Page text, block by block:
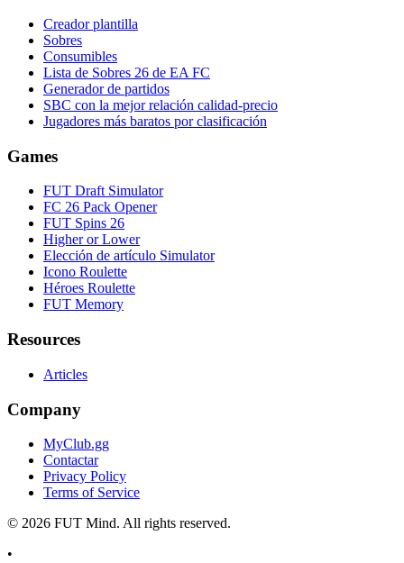
Creador plantilla
Sobres
Consumibles
Lista de Sobres 26 de EA FC
Generador de partidos
SBC con la mejor relación calidad-precio
Jugadores más baratos por clasificación
Games
FUT Draft Simulator
FC 26 Pack Opener
FUT Spins 26
Higher or Lower
Elección de artículo Simulator
Icono Roulette
Héroes Roulette
FUT Memory
Resources
Articles
Company
MyClub.gg
Contactar
Privacy Policy
Terms of Service
© 2026 FUT Mind. All rights reserved.
•